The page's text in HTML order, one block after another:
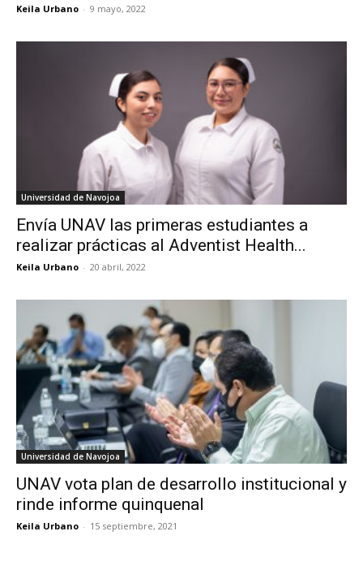
Keila Urbano - 9 mayo, 2022
Universidad de Navojoa
Envía UNAV las primeras estudiantes a
realizar prácticas al Adventist Health...
Keila Urbano - 20 abril, 2022
Universidad de Navojoa
UNAV vota plan de desarrollo institucional y
rinde informe quinquenal
Keila Urbano - 15 septiembre, 2021